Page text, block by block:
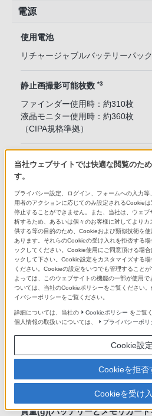
電源
使用電池
リチャージャブルバッテリーパッ
静止画撮影可能枚数 *3
ファインダー使用時：約310枚
液晶モニター使用時：約360枚
（CIPA規格準拠）
実動画撮影時
ファインダー使用時：約60分
液晶モニター使用時：約60分
（CIPA規格準拠）*5
連続動画撮影時
ファインダー使用時：約90分
液晶モニター使用時：約90分*5 *6
本体内充電
●
外部電源 (ACアダプター)
ACアダプター AC-PW20（別売）
質量
質量(g)(バッテリーとメモリカー
当社ウェブサイトでは快適な閲覧のた
す。
プライバシー設定、ログイン、フォームへの入力
用者のアクションに応じてのみ設定されるCookie
停止することができません。また、当社は、ウェ
析するため、あるいは個々のお客様に対してより
供する等の目的のため、Cookieおよび類似技術を
あります。それらのCookieの受け入れを拒否する
ックしてください。Cookie使用にご同意頂ける場
ックして下さい。Cookie設定をカスタマイズする
ください。Cookieの設定をいつでも管理すること
よっては、このウェブサイトの機能の一部が使用
ついては、当社のCookieポリシーをご覧ください
イバシーポリシーをご覧ください。
詳細については、当社の Cookieポリシー をご覧
個人情報の取扱いについては、
プライバシーポリ
Cookie設定
Cookieを拒否
Cookieを受け